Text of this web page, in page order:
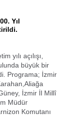
Yıl
yılı açılışı,
büyük bir
Programa; İzmir
İzmir İl Millî
Müdür
Komutanı